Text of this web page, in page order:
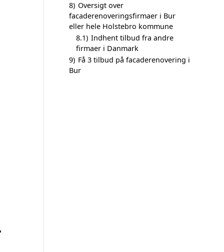
8) Oversigt over
facaderenoveringsfirmaer i Bur
eller hele Holstebro kommune
8.1) Indhent tilbud fra andre
firmaer i Danmark
9) Få 3 tilbud på facaderenovering i
Bur